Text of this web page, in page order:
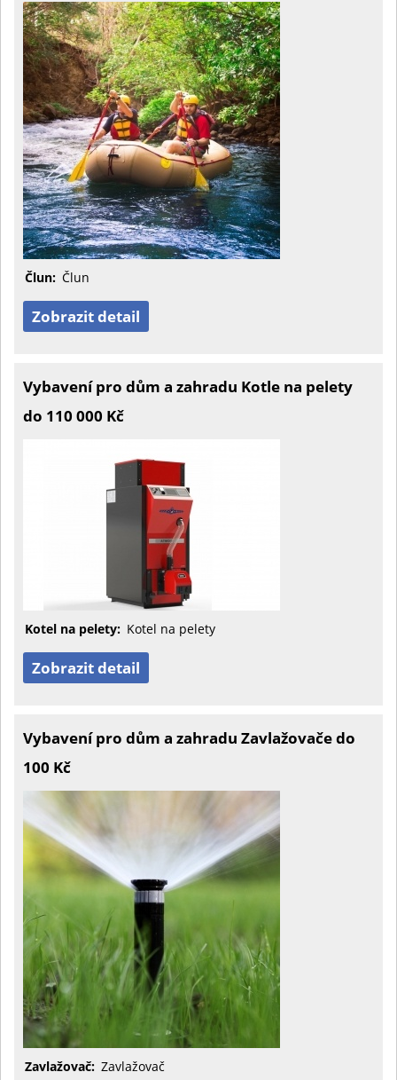
Člun: Člun
Zobrazit detail
Vybavení pro dům a zahradu Kotle na pelety
do 110 000 Kč
Kotel na pelety: Kotel na pelety
Zobrazit detail
Vybavení pro dům a zahradu Zavlažovače do
100 Kč
Zavlažovač: Zavlažovač